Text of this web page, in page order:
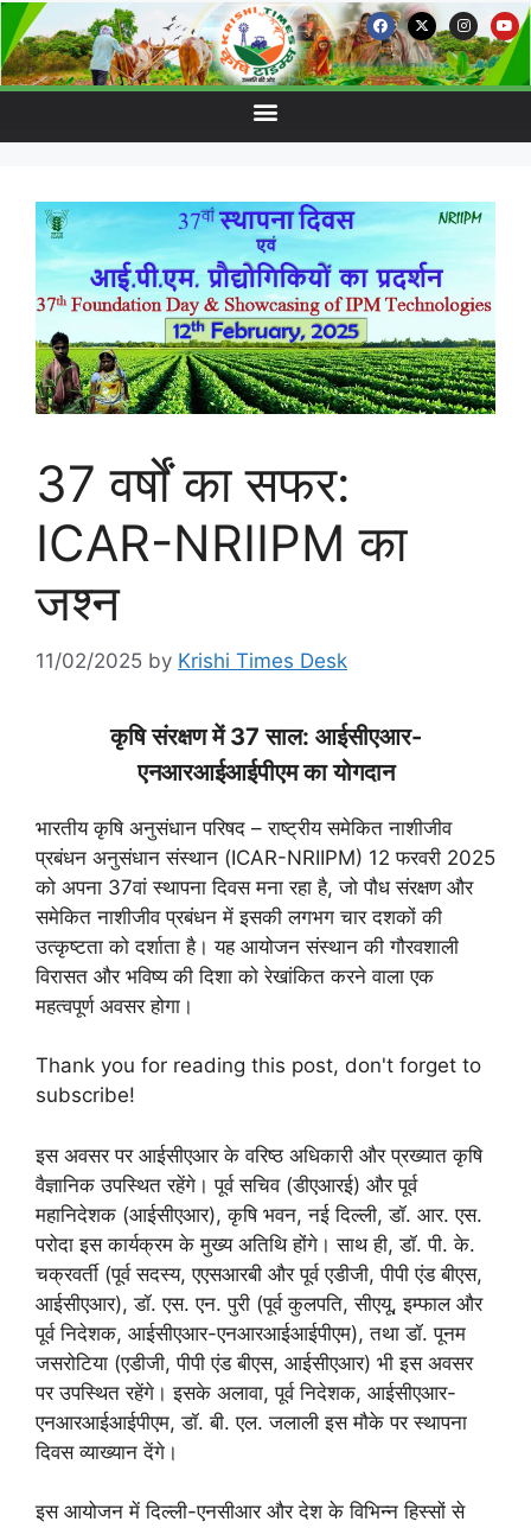
37 वर्षों का सफर:
ICAR-NRIIPM का
जश्न
11/02/2025 by Krishi Times Desk
कृषि संरक्षण में 37 साल: आईसीएआर-
एनआरआईआईपीएम का योगदान
भारतीय कृषि अनुसंधान परिषद – राष्ट्रीय समेकित नाशीजीव
प्रबंधन अनुसंधान संस्थान (ICAR-NRIIPM) 12 फरवरी 2025
को अपना 37वां स्थापना दिवस मना रहा है, जो पौध संरक्षण और
समेकित नाशीजीव प्रबंधन में इसकी लगभग चार दशकों की
उत्कृष्टता को दर्शाता है। यह आयोजन संस्थान की गौरवशाली
विरासत और भविष्य की दिशा को रेखांकित करने वाला एक
महत्वपूर्ण अवसर होगा।
Thank you for reading this post, don't forget to
subscribe!
इस अवसर पर आईसीएआर के वरिष्ठ अधिकारी और प्रख्यात कृषि
वैज्ञानिक उपस्थित रहेंगे। पूर्व सचिव (डीएआरई) और पूर्व
महानिदेशक (आईसीएआर), कृषि भवन, नई दिल्ली, डॉ. आर. एस.
परोदा इस कार्यक्रम के मुख्य अतिथि होंगे। साथ ही, डॉ. पी. के.
चक्रवर्ती (पूर्व सदस्य, एएसआरबी और पूर्व एडीजी, पीपी एंड बीएस,
आईसीएआर), डॉ. एस. एन. पुरी (पूर्व कुलपति, सीएयू, इम्फाल और
पूर्व निदेशक, आईसीएआर-एनआरआईआईपीएम), तथा डॉ. पूनम
जसरोटिया (एडीजी, पीपी एंड बीएस, आईसीएआर) भी इस अवसर
पर उपस्थित रहेंगे। इसके अलावा, पूर्व निदेशक, आईसीएआर-
एनआरआईआईपीएम, डॉ. बी. एल. जलाली इस मौके पर स्थापना
दिवस व्याख्यान देंगे।
इस आयोजन में दिल्ली-एनसीआर और देश के विभिन्न हिस्सों से